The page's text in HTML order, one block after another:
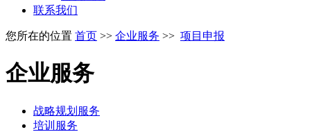
联系我们
您所在的位置 首页 >> 企业服务 >> 项目申报
企业服务
战略规划服务
培训服务